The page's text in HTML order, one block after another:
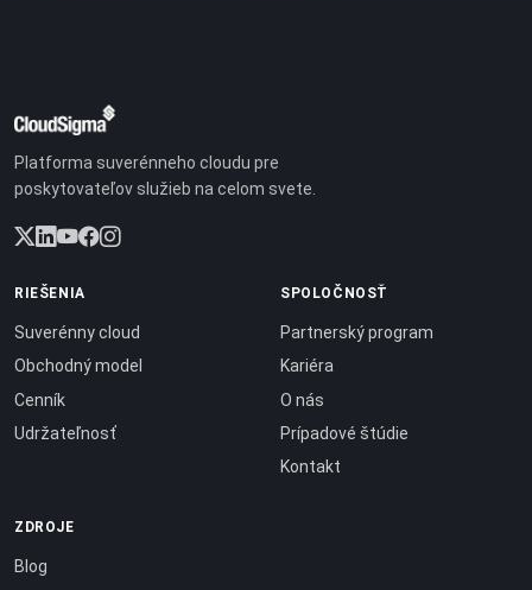
Platforma suverénneho cloudu pre
poskytovateľov služieb na celom svete.
RIEŠENIA
Suverénny cloud
Obchodný model
Cenník
Udržateľnosť
SPOLOČNOSŤ
Partnerský program
Kariéra
O nás
Prípadové štúdie
Kontakt
ZDROJE
Blog